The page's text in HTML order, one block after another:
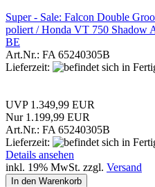
Super - Sale: Falcon Double
poliert / Honda VT 750 Shadow
BE
Art.Nr.: FA 65240305B
Lieferzeit:
UVP 1.349,99 EUR
Nur 1.199,99 EUR
Art.Nr.: FA 65240305B
Lieferzeit:
Details ansehen
inkl. 19% MwSt. zzgl. Versand
In den Warenkorb